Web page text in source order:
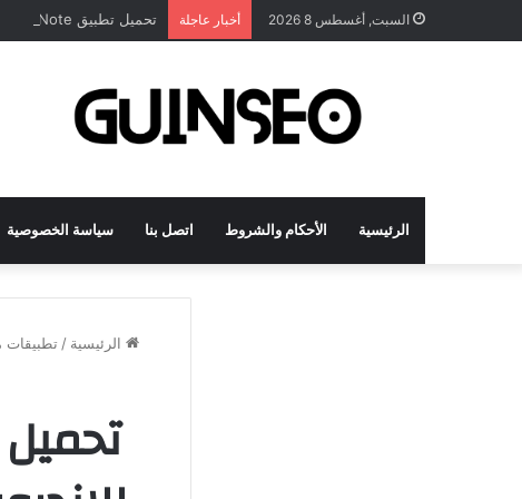
السبت, أغسطس 8 2026 أخبار عاجلة تحميل تطبيق DrawNote مهكر 2026 النسخة المدفوعة للأندرويد مجاناً
الرئيسية الأحكام والشروط اتصل بنا سياسة الخصوصية
الرئيسية / تطبيقات